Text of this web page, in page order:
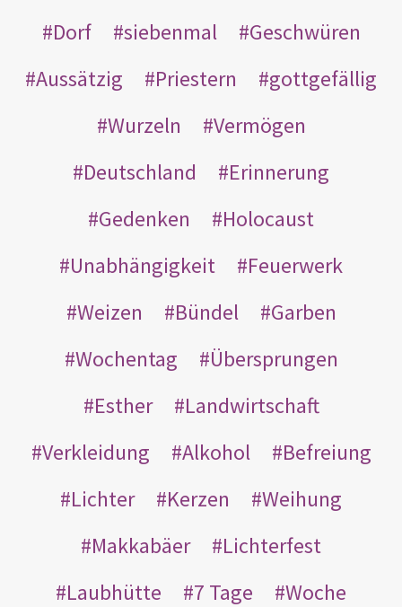
Dorf
siebenmal
Geschwüren
Aussätzig
Priestern
gottgefällig
Wurzeln
Vermögen
Deutschland
Erinnerung
Gedenken
Holocaust
Unabhängigkeit
Feuerwerk
Weizen
Bündel
Garben
Wochentag
Übersprungen
Esther
Landwirtschaft
Verkleidung
Alkohol
Befreiung
Lichter
Kerzen
Weihung
Makkabäer
Lichterfest
Laubhütte
7 Tage
Woche